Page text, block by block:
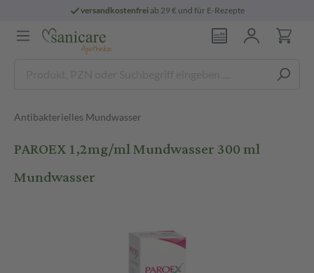
versandkostenfreiab 29 € und für E-Rezepte
Antibakterielles Mundwasser
PAROEX 1,2mg/ml Mundwasser 300 ml
Mundwasser